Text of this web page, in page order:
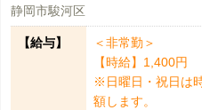
静岡市駿河区
【給与】
＜非常勤＞
【時給】1,400円
※日曜日・祝日は
額します。